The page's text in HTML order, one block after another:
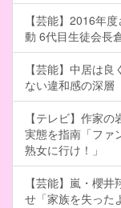
【芸能】2016年
動 6代目生徒会長
【芸能】中居は
ない違和感の深層
【テレビ】作家
実態を指南「ファ
熟女に行け！」
【芸能】嵐・櫻
せ「家族を失った